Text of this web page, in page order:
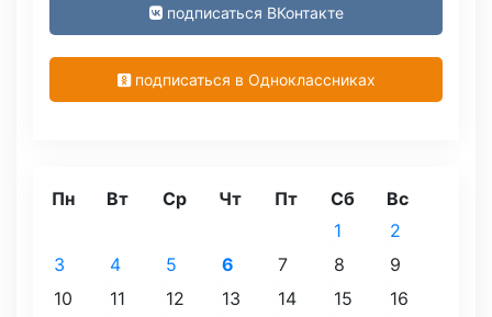
подписаться ВКонтакте
подписаться в Одноклассниках
Пн Вт Ср Чт Пт Сб Вс
1
2
3
4 5 6 7 8
9
10
11 12 13 14 15
16